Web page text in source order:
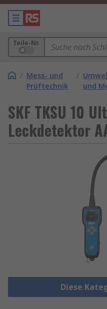
Teile-Nr.
/ Mess- und
Prüftechnik
/
und
SKF TKSU 10
Leckdetektor
Diese